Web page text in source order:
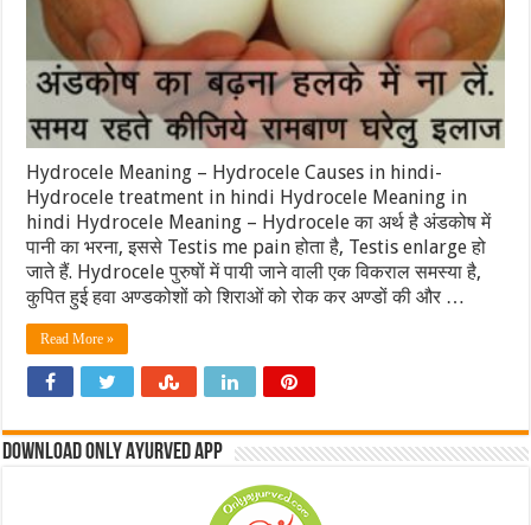
Hydrocele Meaning – Hydrocele Causes in hindi-
Hydrocele treatment in hindi Hydrocele Meaning in
hindi Hydrocele Meaning – Hydrocele का अर्थ है अंडकोष में
पानी का भरना, इससे Testis me pain होता है, Testis enlarge हो
जाते हैं. Hydrocele पुरुषों में पायी जाने वाली एक विकराल समस्या है,
कुपित हुई हवा अण्डकोशों को शिराओं को रोक कर अण्डों की और …
Read More »
Download Only Ayurved App